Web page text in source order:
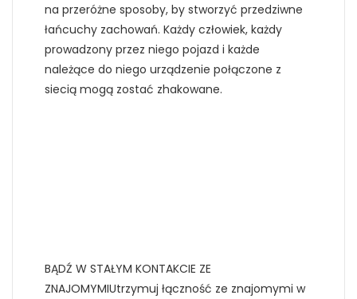
na przeróżne sposoby, by stworzyć przedziwne
łańcuchy zachowań. Każdy człowiek, każdy
prowadzony przez niego pojazd i każde
należące do niego urządzenie połączone z
siecią mogą zostać zhakowane.
BĄDŹ W STAŁYM KONTAKCIE ZE
ZNAJOMYMIUtrzymuj łączność ze znajomymi w